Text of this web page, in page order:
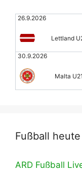
26.9.2026
Lettland
30.9.2026
Malta U21
Fußball
ARD Fußball